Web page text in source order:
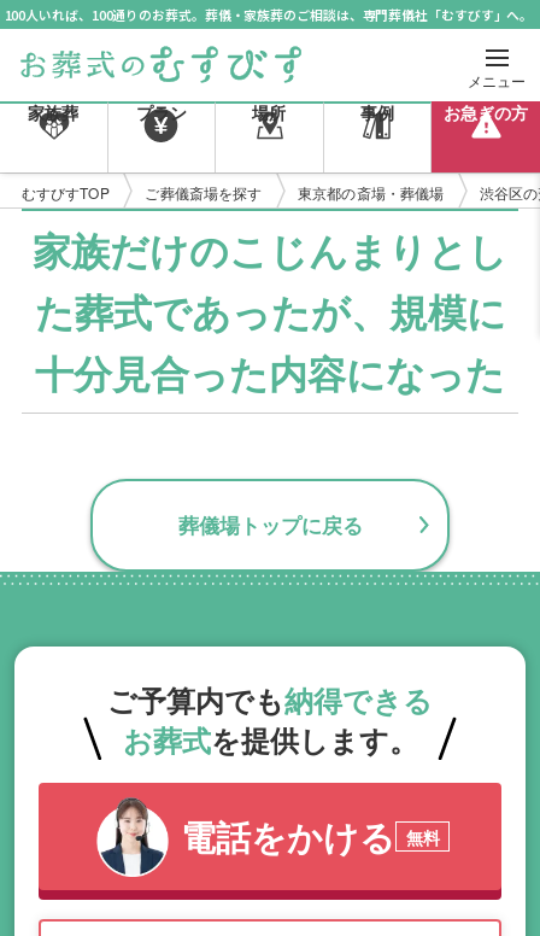
100人いれば、100通りのお葬式。葬儀・家族葬のご相談は、専門葬儀社「むすびす」へ。
メニュー
家族葬 プラン 場所 事例 お急ぎの方
むすびすTOP ご葬儀斎場を探す 東京都の斎場・葬儀場 渋谷区
家族だけのこじんまりとし
た葬式であったが、規模に
十分見合った内容になった
葬儀場トップに戻る
ご予算内でも納得できる
お葬式を提供します。
電話をかける 無料